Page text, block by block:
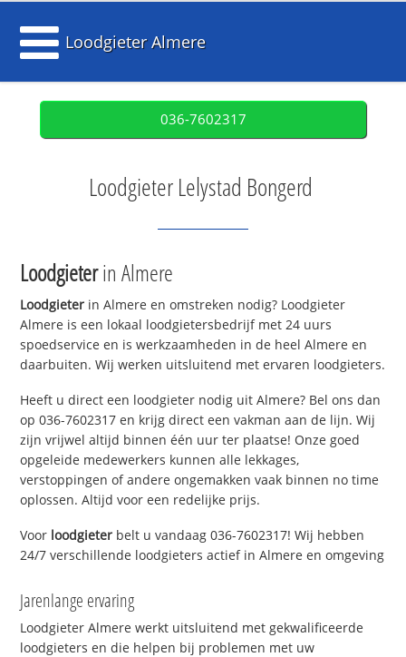
Loodgieter Almere
036-7602317
Loodgieter Lelystad Bongerd
Loodgieterin Almere
Loodgieter in Almere en omstreken nodig? Loodgieter
Almere is een lokaal loodgietersbedrijf met 24 uurs
spoedservice en is werkzaamheden in de heel Almere en
daarbuiten. Wij werken uitsluitend met ervaren loodgieters.
Heeft u direct een loodgieter nodig uit Almere? Bel ons dan
op 036-7602317 en krijg direct een vakman aan de lijn. Wij
zijn vrijwel altijd binnen één uur ter plaatse! Onze goed
opgeleide medewerkers kunnen alle lekkages,
verstoppingen of andere ongemakken vaak binnen no time
oplossen. Altijd voor een redelijke prijs.
Voor loodgieter belt u vandaag 036-7602317! Wij hebben
24/7 verschillende loodgieters actief in Almere en omgeving
Jarenlange ervaring
Loodgieter Almere werkt uitsluitend met gekwalificeerde
loodgieters en die helpen bij problemen met uw